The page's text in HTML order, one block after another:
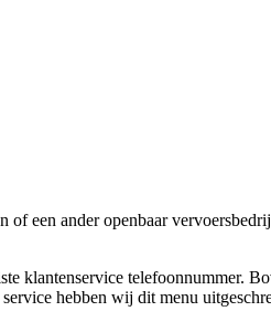
een ander openbaar
klantenservice telefoonnummer.
hebben wij dit menu